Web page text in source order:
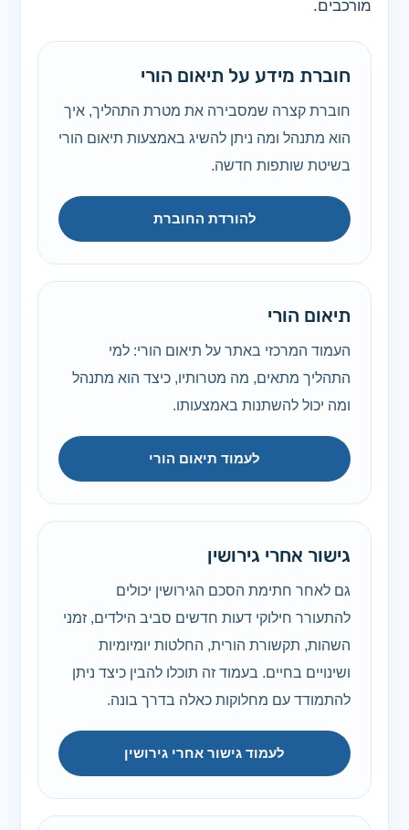
מורכבים.
חוברת מידע על תיאום הורי
חוברת קצרה שמסבירה את מטרת התהליך, איך
הוא מתנהל ומה ניתן להשיג באמצעות תיאום הורי
בשיטת שותפות חדשה.
להורדת החוברת
תיאום הורי
העמוד המרכזי באתר על תיאום הורי: למי
התהליך מתאים, מה מטרותיו, כיצד הוא מתנהל
ומה יכול להשתנות באמצעותו.
לעמוד תיאום הורי
גישור אחרי גירושין
גם לאחר חתימת הסכם הגירושין יכולים
להתעורר חילוקי דעות חדשים סביב הילדים, זמני
השהות, תקשורת הורית, החלטות יומיומיות
ושינויים בחיים. בעמוד זה תוכלו להבין כיצד ניתן
להתמודד עם מחלוקות כאלה בדרך בונה.
לעמוד גישור אחרי גירושין